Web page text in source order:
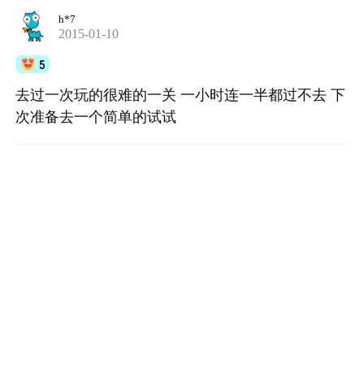
h*7
2015-01-10
5
去过一次玩的很难的一关 一小时连一半都过不去 下
次准备去一个简单的试试